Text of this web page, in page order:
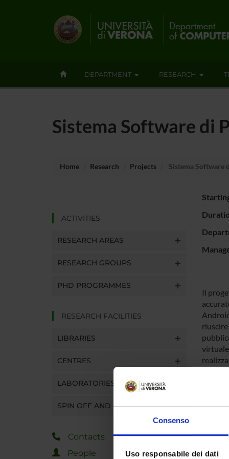
Consenso
Uso responsabile dei dati
DEPARTMENT RESEARCH
Sistema Software di
Home Research Projects Sistema Software
ACTIVITIES
RESEARCH AREAS
RESEARCH GROUPS
PHD PROGRAMMES
RESEARCH FACILITIES
LIBRARIES
CENTRES
LABORATORIES
SPIN OFF AND COMPANIES
Contacts
People
Il
S.p.A.